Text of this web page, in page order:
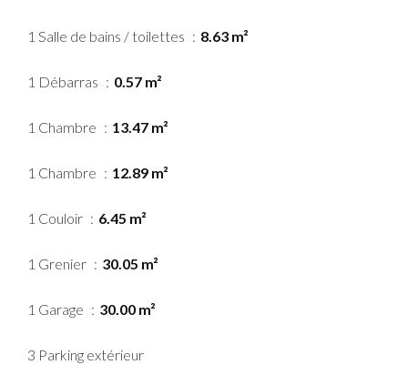
1 Salle de bains / toilettes 8.63 m²
1 Débarras 0.57 m²
1 Chambre 13.47 m²
1 Chambre 12.89 m²
1 Couloir 6.45 m²
1 Grenier 30.05 m²
1 Garage 30.00 m²
3 Parking extérieur